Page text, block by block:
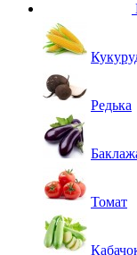
Редька
Томат